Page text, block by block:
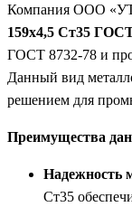
Компания ООО
159х4,5 Ст35
ГОСТ 8732-78 и
Данный вид
решением для
Преимущества
Надежность
Ст35